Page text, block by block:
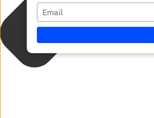
nombre
Escriba
correo
electrónico